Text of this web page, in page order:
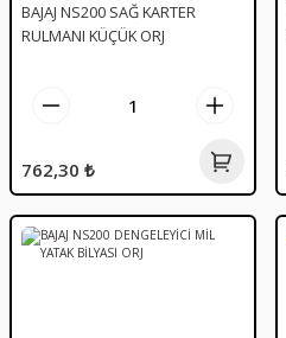
BAJAJ NS200 SAĞ KARTER
RULMANI KÜÇÜK ORJ
762,30 ₺